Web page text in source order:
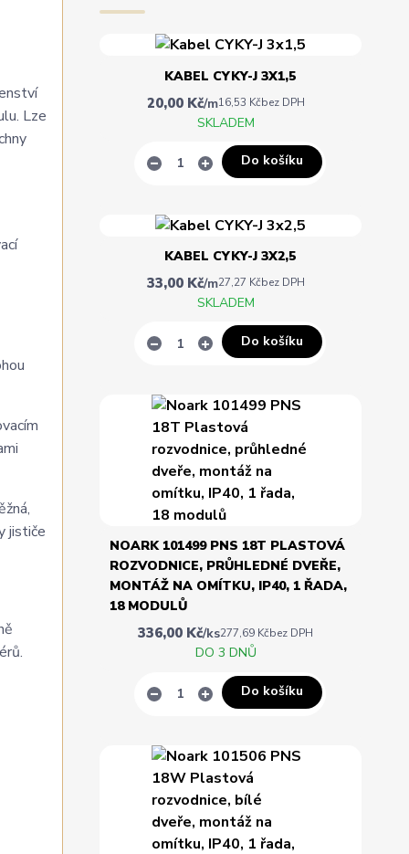
Lze
jističe
KABEL CYKY-J 3X1,5
20,00 Kč/m16,53 Kčbez DPH
SKLADEM
Do košíku
KABEL CYKY-J 3X2,5
33,00 Kč/m27,27 Kčbez DPH
SKLADEM
Do košíku
NOARK 101499 PNS 18T PLASTOVÁ
ROZVODNICE, PRŮHLEDNÉ DVEŘE,
MONTÁŽ NA OMÍTKU, IP40, 1 ŘADA,
18 MODULŮ
336,00 Kč/ks277,69 Kčbez DPH
DO 3 DNŮ
Do košíku